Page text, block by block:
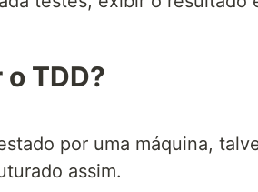
TDD?
por uma máquina,
assim.